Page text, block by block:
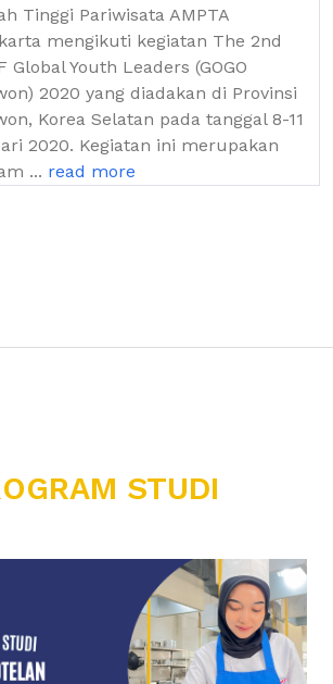
Tinggi Pariwisata AMPTA
mengikuti kegiatan The 2nd
Global Youth Leaders (GOGO
2020 yang diadakan di Provinsi
Korea Selatan pada tanggal 8-11
2020. Kegiatan ini merupakan
... read more
STUDI